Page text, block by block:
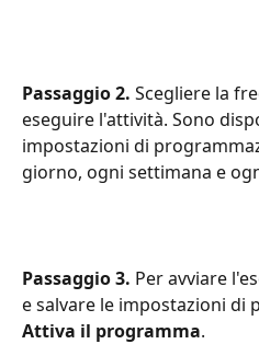
Passaggio 2. Scegliere la
eseguire l'attività. Sono
impostazioni di
giorno, ogni settimana e
Passaggio 3. Per avviare
e salvare le impostazioni di
Attiva il programma.